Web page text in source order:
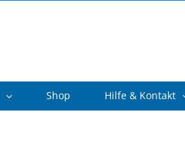
Shop Hilfe & Kontakt